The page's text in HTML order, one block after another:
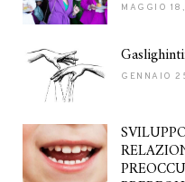
MAGGIO
GENNAIO